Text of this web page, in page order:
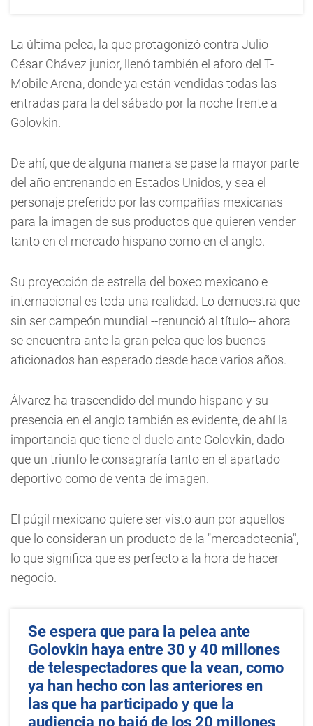
La última pelea, la que protagonizó contra Julio
César Chávez junior, llenó también el aforo del T-
Mobile Arena, donde ya están vendidas todas las
entradas para la del sábado por la noche frente a
Golovkin.
De ahí, que de alguna manera se pase la mayor parte
del año entrenando en Estados Unidos, y sea el
personaje preferido por las compañías mexicanas
para la imagen de sus productos que quieren vender
tanto en el mercado hispano como en el anglo.
Su proyección de estrella del boxeo mexicano e
internacional es toda una realidad. Lo demuestra que
sin ser campeón mundial --renunció al título-- ahora
se encuentra ante la gran pelea que los buenos
aficionados han esperado desde hace varios años.
Álvarez ha trascendido del mundo hispano y su
presencia en el anglo también es evidente, de ahí la
importancia que tiene el duelo ante Golovkin, dado
que un triunfo le consagraría tanto en el apartado
deportivo como de venta de imagen.
El púgil mexicano quiere ser visto aun por aquellos
que lo consideran un producto de la "mercadotecnia",
lo que significa que es perfecto a la hora de hacer
negocio.
Se espera que para la pelea ante
Golovkin haya entre 30 y 40 millones
de telespectadores que la vean, como
ya han hecho con las anteriores en
las que ha participado y que la
audiencia no bajó de los 20 millones